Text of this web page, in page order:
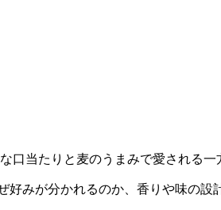
口当たりと麦のうまみで愛される
好みが分かれるのか、香りや味の設